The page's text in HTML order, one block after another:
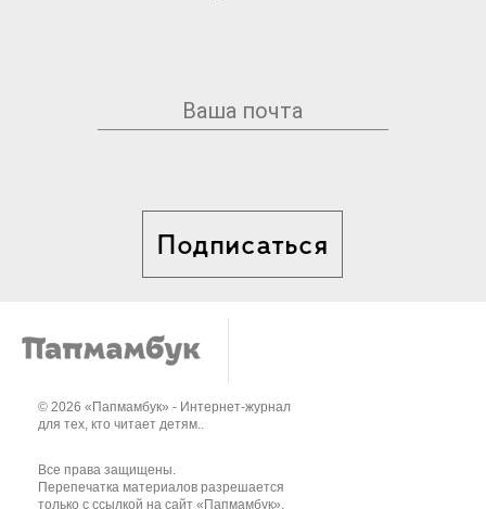
Подписаться
© 2026 «Папмамбук» - Интернет-журнал
для тех, кто читает детям..
Все права защищены.
Перепечатка материалов разрешается
только с ссылкой на сайт «Папмамбук».